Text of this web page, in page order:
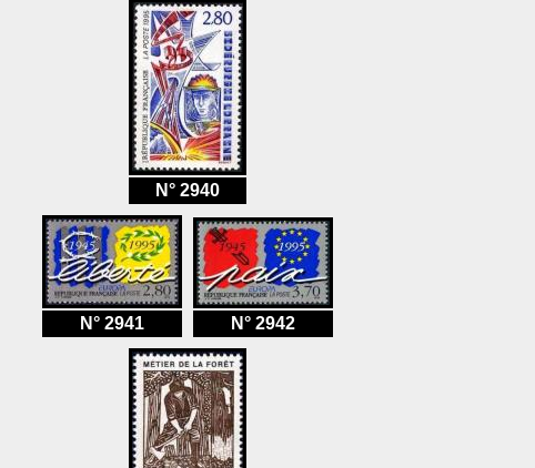
N° 2940
N° 2941 N° 2942